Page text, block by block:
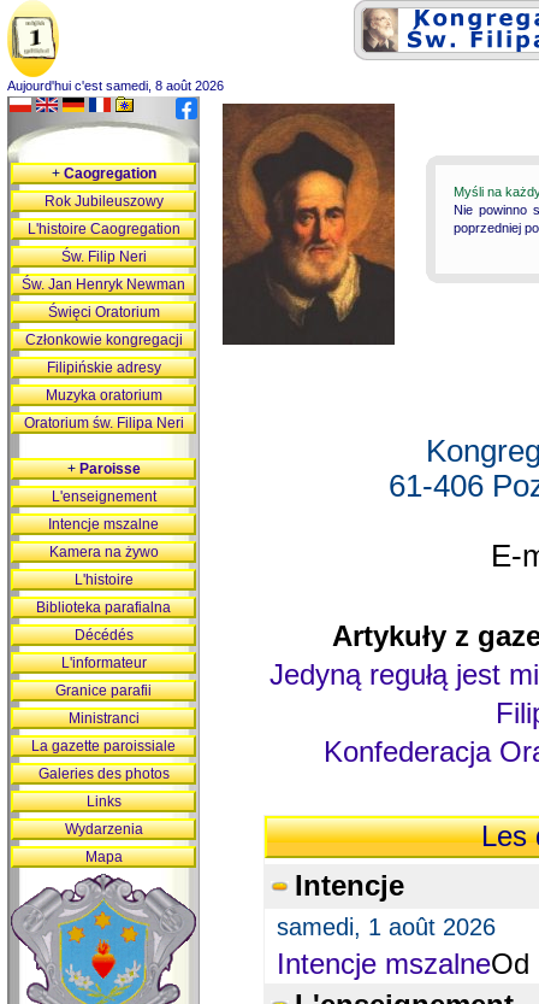
Aujourd'hui c'est samedi, 8 août 2026
Myśli na
Nie powinno
poprzedniej
61-406
E-
Artykuły z
Jedyną regułą jest
Konfederacja
Les
Intencje
samedi, 1 août 2026
Intencje mszalneOd
+Caogregation
Rok Jubileuszowy
L'histoire Caogregation
Św. Filip Neri
Św. Jan Henryk Newman
Święci Oratorium
Członkowie kongregacji
Filipińskie adresy
Muzyka oratorium
Oratorium św. Filipa Neri
+Paroisse
L'enseignement
Intencje mszalne
Kamera na żywo
L'histoire
Biblioteka parafialna
Décédés
L'informateur
Granice parafii
Ministranci
La gazette paroissiale
Galeries des photos
Links
Wydarzenia
Mapa